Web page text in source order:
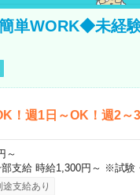
単WORK◆未経
！週1日～OK！週2～
～
支給 時給1,300円～ ※試
支給あり